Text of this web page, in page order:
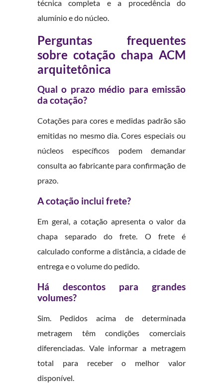
técnica completa e a procedência do
alumínio e do núcleo.
Perguntas frequentes
sobre cotação chapa ACM
arquitetônica
Qual o prazo médio para emissão
da cotação?
Cotações para cores e medidas padrão são
emitidas no mesmo dia. Cores especiais ou
núcleos específicos podem demandar
consulta ao fabricante para confirmação de
prazo.
A cotação inclui frete?
Em geral, a cotação apresenta o valor da
chapa separado do frete. O frete é
calculado conforme a distância, a cidade de
entrega e o volume do pedido.
Há descontos para grandes
volumes?
Sim. Pedidos acima de determinada
metragem têm condições comerciais
diferenciadas. Vale informar a metragem
total para receber o melhor valor
disponível.